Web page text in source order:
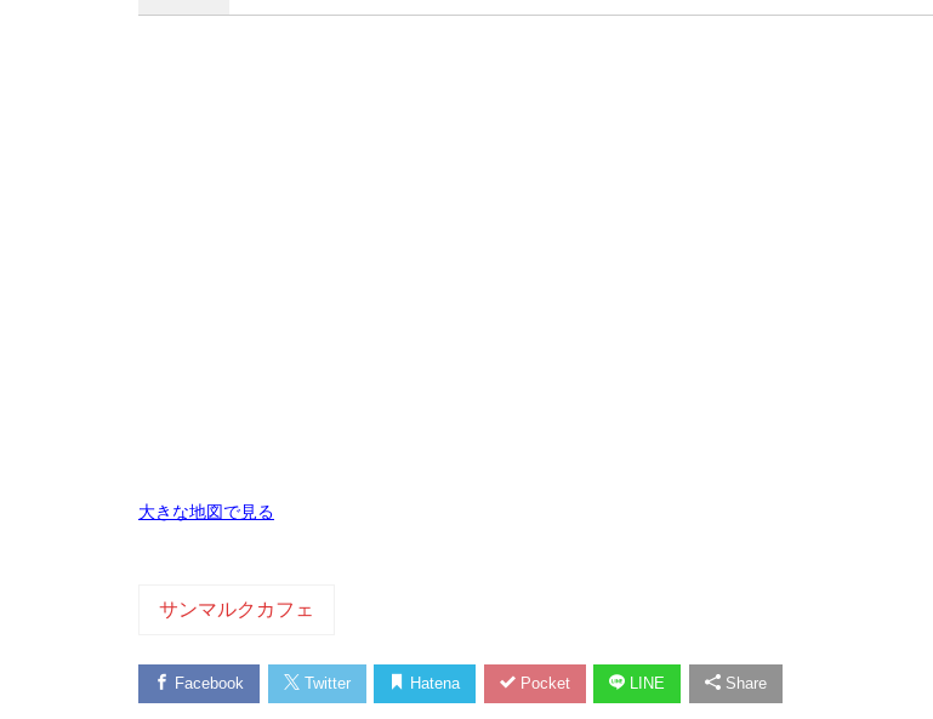
大きな地図で見る
サンマルクカフェ
Facebook Twitter Hatena Pocket LINE Share